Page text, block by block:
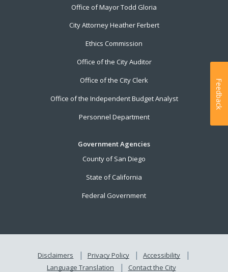
Office of Mayor Todd Gloria
City Attorney Heather Ferbert
Ethics Commission
Office of the City Auditor
Office of the City Clerk
Office of the Independent Budget Analyst
Personnel Department
Government Agencies
County of San Diego
State of California
Federal Government
Disclaimers Privacy Policy
Accessibility
Language Translation
Contact the City
Feedback